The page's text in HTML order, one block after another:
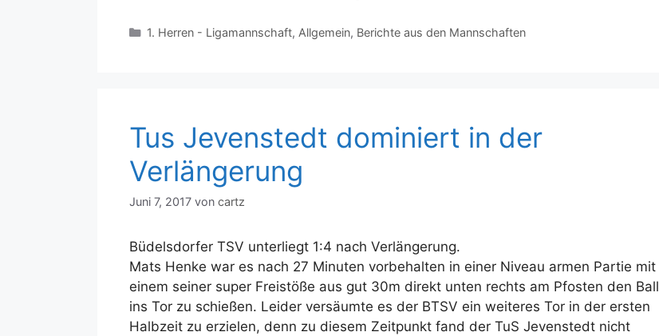
Kategorien
1. Herren - Ligamannschaft, Allgemein, Berichte aus den Mannschaften
Tus Jevenstedt dominiert in der
Verlängerung
Juni 7, 2017 von cartz
Büdelsdorfer TSV unterliegt 1:4 nach Verlängerung.
Mats Henke war es nach 27 Minuten vorbehalten in einer Niveau armen Partie mit
einem seiner super Freistöße aus gut 30m direkt unten rechts am Pfosten den Ball
ins Tor zu schießen. Leider versäumte es der BTSV ein weiteres Tor in der ersten
Halbzeit zu erzielen, denn zu diesem Zeitpunkt fand der TuS Jevenstedt nicht